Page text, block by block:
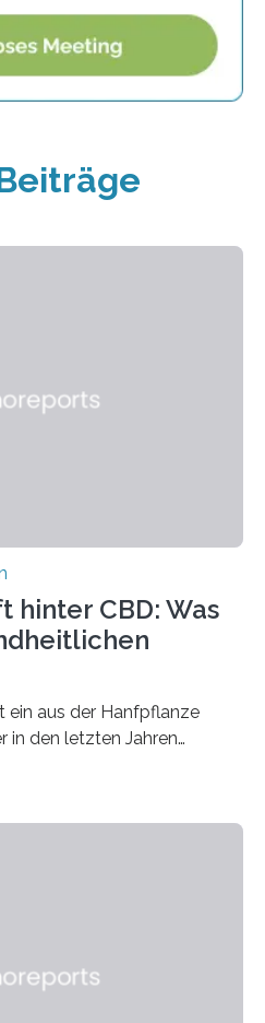
hinter CBD: Was
ein aus der Hanfpflanze
in den letzten Jahren
enthält CBD
gibt es auf